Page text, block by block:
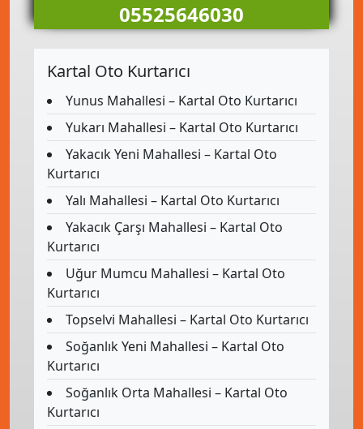
05525646030
Kartal Oto Kurtarıcı
Yunus Mahallesi – Kartal Oto Kurtarıcı
Yukarı Mahallesi – Kartal Oto Kurtarıcı
Yakacık Yeni Mahallesi – Kartal Oto
Kurtarıcı
Yalı Mahallesi – Kartal Oto Kurtarıcı
Yakacık Çarşı Mahallesi – Kartal Oto
Kurtarıcı
Uğur Mumcu Mahallesi – Kartal Oto
Kurtarıcı
Topselvi Mahallesi – Kartal Oto Kurtarıcı
Soğanlık Yeni Mahallesi – Kartal Oto
Kurtarıcı
Soğanlık Orta Mahallesi – Kartal Oto
Kurtarıcı